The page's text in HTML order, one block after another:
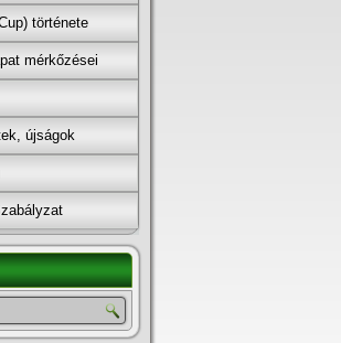
története
mérkőzései
újságok